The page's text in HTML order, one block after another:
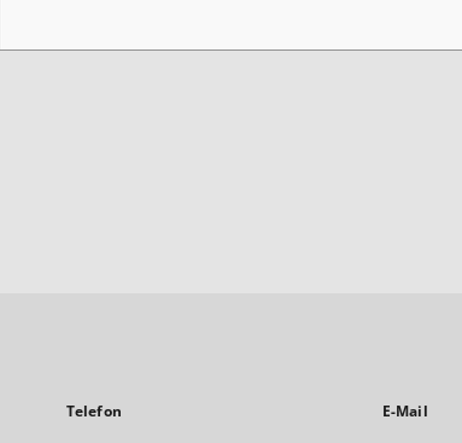
Telefon E-Mail